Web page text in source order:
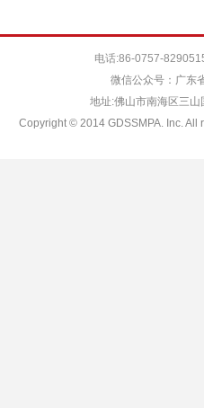
电话:86-0757-
微信公众号：广东
地址:佛山市南海区三
Copyright © 2014 GDSSMPA. Inc. All